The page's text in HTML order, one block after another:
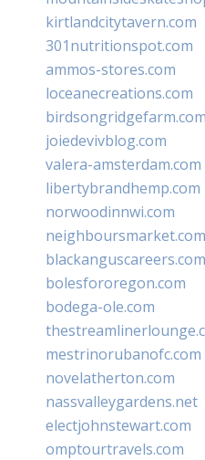
kirtlandcitytavern.com
301nutritionspot.com
ammos-stores.com
loceanecreations.com
birdsongridgefarm.com
joiedevivblog.com
valera-amsterdam.com
libertybrandhemp.com
norwoodinnwi.com
neighboursmarket.com
blackanguscareers.com
bolesfororegon.com
bodega-ole.com
mestrinorubanofc.com
novelatherton.com
nassvalleygardens.net
electjohnstewart.com
omptourtravels.com